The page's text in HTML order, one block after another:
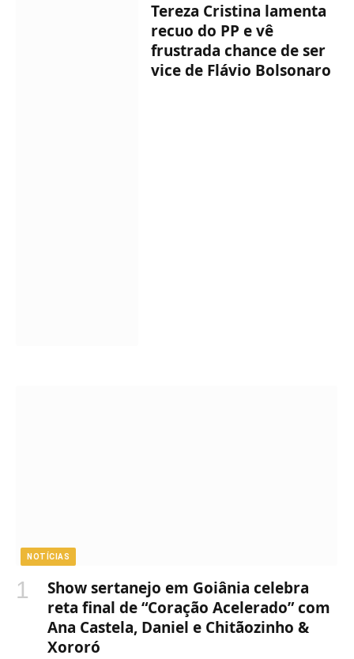
Tereza Cristina lamenta
recuo do PP e vê
frustrada chance de ser
vice de Flávio Bolsonaro
NOTÍCIAS
Show sertanejo em Goiânia celebra
reta final de “Coração Acelerado” com
Ana Castela, Daniel e Chitãozinho &
Xororó